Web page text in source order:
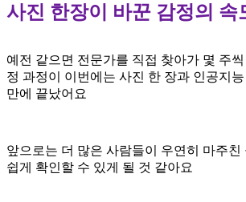
사진 한장이 바꾼 감정의 속
예전 같으면 전문가를 직접 찾아가 몇 주
정 과정이 이번에는 사진 한 장과 인공지능
만에 끝났어요
앞으로는 더 많은 사람들이 우연히 마주친
쉽게 확인할 수 있게 될 것 같아요